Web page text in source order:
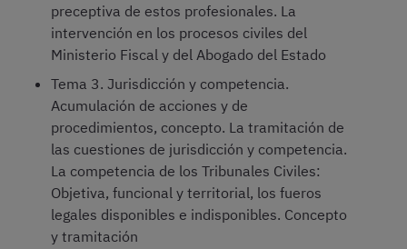
preceptiva de estos profesionales. La
intervención en los procesos civiles del
Ministerio Fiscal y del Abogado del Estado
Tema 3. Jurisdicción y competencia.
Acumulación de acciones y de
procedimientos, concepto. La tramitación de
las cuestiones de jurisdicción y competencia.
La competencia de los Tribunales Civiles:
Objetiva, funcional y territorial, los fueros
legales disponibles e indisponibles. Concepto
y tramitación